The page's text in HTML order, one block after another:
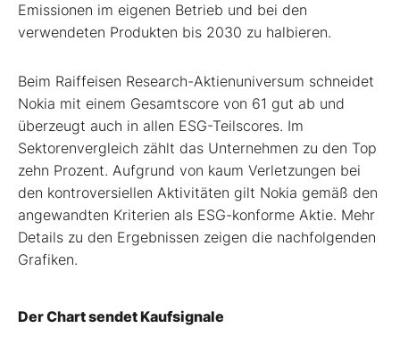
Emissionen im eigenen Betrieb und bei den
verwendeten Produkten bis 2030 zu halbieren.
Beim Raiffeisen Research-Aktienuniversum schneidet
Nokia mit einem Gesamtscore von 61 gut ab und
überzeugt auch in allen ESG-Teilscores. Im
Sektorenvergleich zählt das Unternehmen zu den Top
zehn Prozent. Aufgrund von kaum Verletzungen bei
den kontroversiellen Aktivitäten gilt Nokia gemäß den
angewandten Kriterien als ESG-konforme Aktie. Mehr
Details zu den Ergebnissen zeigen die nachfolgenden
Grafiken.
Der Chart sendet Kaufsignale